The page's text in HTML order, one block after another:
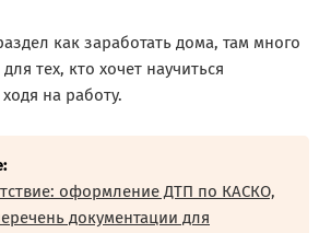
как заработать дома, там много
тех, кто хочет научиться
на работу.
оформление ДТП по КАСКО,
документации для